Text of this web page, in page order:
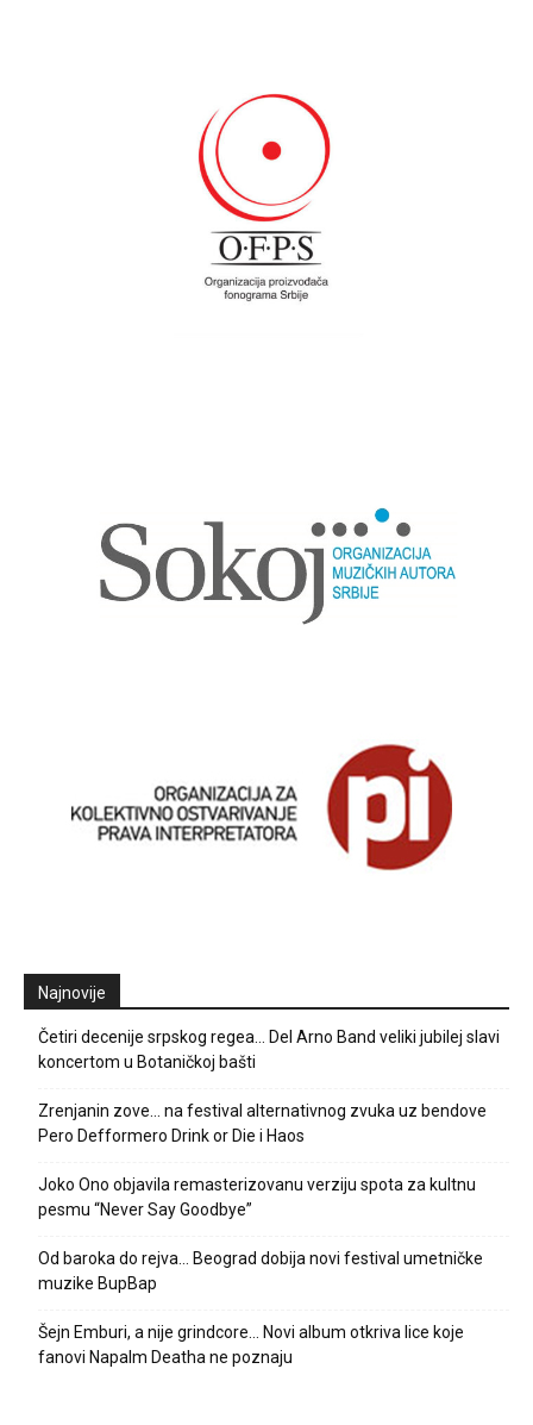
Najnovije
Četiri decenije srpskog regea… Del Arno Band veliki jubilej slavi
koncertom u Botaničkoj bašti
Zrenjanin zove… na festival alternativnog zvuka uz bendove
Pero Defformero Drink or Die i Haos
Joko Ono objavila remasterizovanu verziju spota za kultnu
pesmu “Never Say Goodbye”
Od baroka do rejva… Beograd dobija novi festival umetničke
muzike BupBap
Šejn Emburi, a nije grindcore… Novi album otkriva lice koje
fanovi Napalm Deatha ne poznaju